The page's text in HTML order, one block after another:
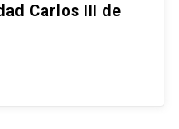
Carlos III de